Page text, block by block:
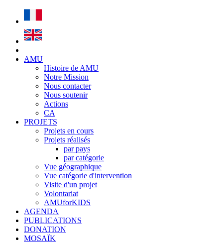
AMU
Histoire de AMU
Notre Mission
Nous contacter
Nous soutenir
Actions
CA
PROJETS
Projets en cours
Projets réalisés
par pays
par catégorie
Vue géographique
Vue catégorie d'intervention
Visite d'un projet
Volontariat
AMUforKIDS
AGENDA
PUBLICATIONS
DONATION
MOSAÏK